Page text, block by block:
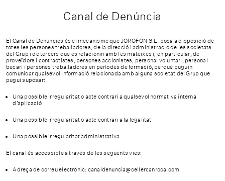
FAQ'S
CONTACTE
Canal de Denúncia
El Canal de Denúncies és el mecanisme que JOROFON S.L. posa a disposició de
totes les persones treballadores, de la direcció i administració de les societats
del Grup i de tercers que es relacionin amb les mateixes i, en particular, de
proveïdors i contractistes, persones accionistes, personal voluntari, personal
becari i persones treballadores en períodes de formació, perquè puguin
comunicar qualsevol informació relacionada amb alguna societat del Grup que
pugui suposar:
Una possible irregularitat o acte contrari a qualsevol normativa interna
d’aplicació
Una possible irregularitat o acte contrari a la legalitat
Una possible irregularitat administrativa
El canal és accessible a través de les següents vies:
Adreça de correu electrònic: canaldenuncia@cellercanroca.com